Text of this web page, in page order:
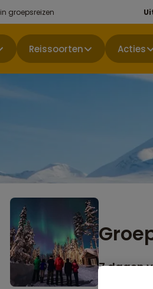
in groepsreizen
Reissoorten Acties
7 dagen